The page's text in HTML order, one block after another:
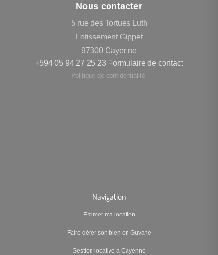
Nous contacter
5 rue des Tortues Luth
Lotissement Gippet
97300 Cayenne
+594 05 94 27 25 23 Formulaire de contact
Politique de confidentialité
Navigation
Estimer ma location
Faire gérer son bien en Guyane
Gestion locative à Cayenne